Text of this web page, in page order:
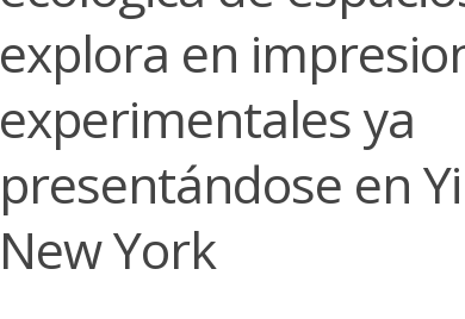
explora en
experimentales ya
presentándose en
New York